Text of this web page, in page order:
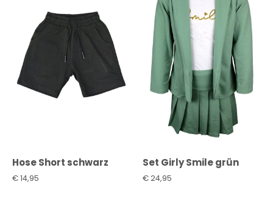
Hose Short schwarz
€14,95
Set Girly Smile grün
€24,95